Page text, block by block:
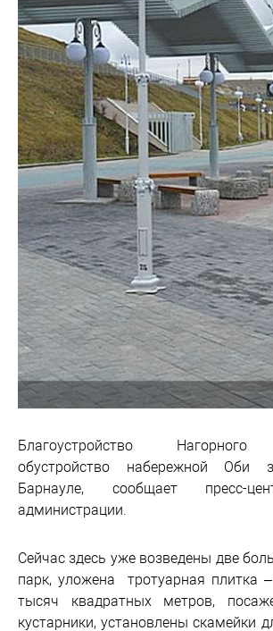
Благоустройство
обустройство набережной Оби
Барнауле, сообщает пресс-
администрации.
Сейчас здесь уже возведены две
парк, уложена тротуарная плитка
тысяч квадратных метров,
кустарники, установлены скамейки